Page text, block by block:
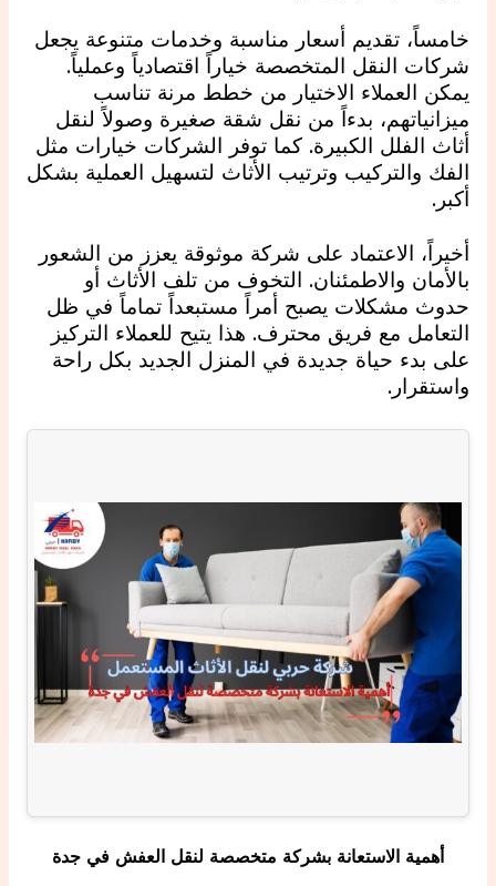
خامساً، تقديم أسعار مناسبة وخدمات متنوعة يجعل
شركات النقل المتخصصة خياراً اقتصادياً وعملياً.
يمكن العملاء الاختيار من خطط مرنة تناسب
ميزانياتهم، بدءاً من نقل شقة صغيرة وصولاً لنقل
أثاث الفلل الكبيرة. كما توفر الشركات خيارات مثل
الفك والتركيب وترتيب الأثاث لتسهيل العملية بشكل
أكبر.
أخيراً، الاعتماد على شركة موثوقة يعزز من الشعور
بالأمان والاطمئنان. التخوف من تلف الأثاث أو
حدوث مشكلات يصبح أمراً مستبعداً تماماً في ظل
التعامل مع فريق محترف. هذا يتيح للعملاء التركيز
على بدء حياة جديدة في المنزل الجديد بكل راحة
واستقرار.
أهمية الاستعانة بشركة متخصصة لنقل العفش في جدة